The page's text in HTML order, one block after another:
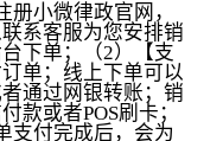
册小微律政官网，
系客服为您安排销
下单；（2）【支
单；线上下单可以
通过网银转账；销
款或者POS刷卡；
支付完成后，会为